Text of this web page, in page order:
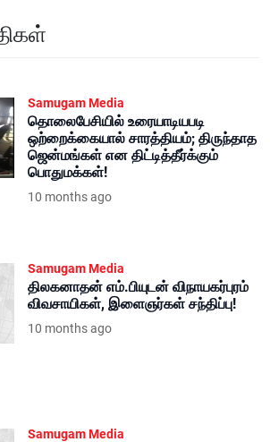
Samugam Media
தொலைபேசியில் உரையாடியபடி
ஒற்றைக்கையால் சாரத்தியம்; திருந்தாத
ஜென்மங்கள் என திட்டித்தீர்க்கும்
பொதுமக்கள்!
10 months ago
Samugam Media
திலகனாதன் எம்.பியுடன் விநாயகர்புரம்
விவசாயிகள், இளைஞர்கள் சந்திப்பு!
10 months ago
Samugam Media